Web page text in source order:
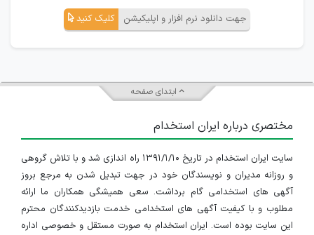
جهت دانلود نرم افزار و اپلیکیشن کلیک کنید
ابتدای صفحه
مختصری درباره ایران استخدام
سایت ایران استخدام در تاریخ ۱۳۹۱/۱/۱۰ راه اندازی شد و با تلاش گروهی
و روزانه مدیران و نویسندگان خود در جهت تبدیل شدن به مرجع بروز
آگهی های استخدامی گام برداشت. سعی همیشگی همکاران ما ارائه
مطلوب و با کیفیت آگهی های استخدامی خدمت بازدیدکنندگان محترم
این سایت بوده است. ایران استخدام به صورت مستقل و خصوصی اداره